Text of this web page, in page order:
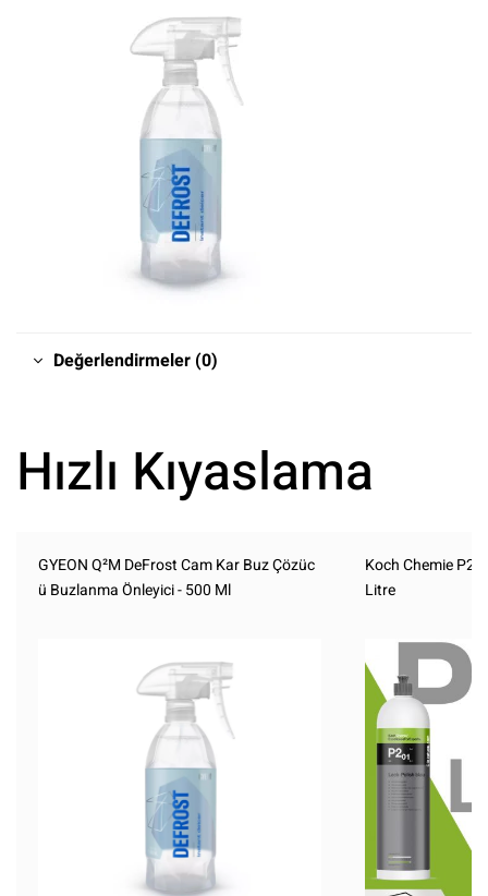
Değerlendirmeler (0)
Hızlı Kıyaslama
GYEON Q²M DeFrost Cam Kar Buz Çözüc
ü Buzlanma Önleyici - 500 Ml
Koch Chemie
Litre